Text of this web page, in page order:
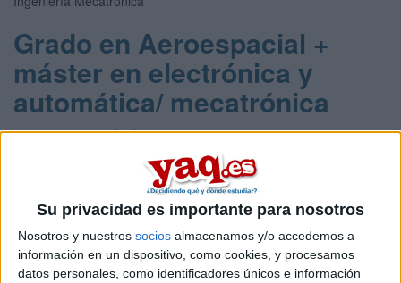
Su privacidad es importante para nosotros
Nosotros y nuestros socios almacenamos y/o accedemos a
información en un dispositivo, como cookies, y procesamos
datos personales, como identificadores únicos e información
Grado en Aeroespacial +
máster en electrónica y
automática/ mecatrónica
snowingeniero 12/09/2017
Me gustaría saber si siendo graduado en ingeniería aeroespacial
podría acceder a un máster en automática y electrónica o incluso
en mecatrónica, , para poder complementar mi formación y así
no sólo cerrarme a la industria aeronáutica.
leer más